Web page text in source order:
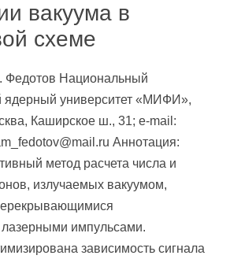
вакуума в
схеме
Федотов Национальный
ядерный университет «МИФИ»,
Каширское ш., 31; e-mail:
Аннотация:
метод расчета числа и
излучаемых вакуумом,
импульсами.
зависимость сигнала